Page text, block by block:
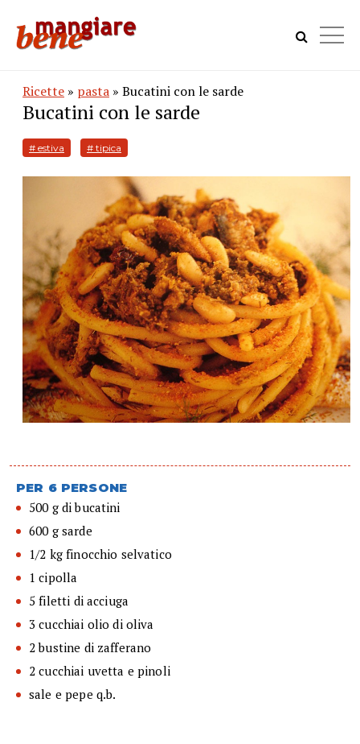
Ricette » pasta » Bucatini con le sarde
Bucatini con le sarde
# estiva # tipica
PER 6 PERSONE
500 g di bucatini
600 g sarde
1/2 kg finocchio selvatico
1 cipolla
5 filetti di acciuga
3 cucchiai olio di oliva
2 bustine di zafferano
2 cucchiai uvetta e pinoli
sale e pepe q.b.